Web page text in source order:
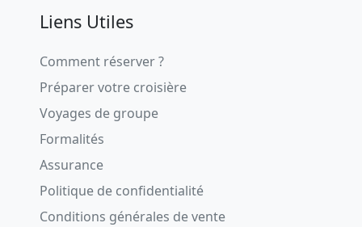
Liens Utiles
Comment réserver ?
Préparer votre croisière
Voyages de groupe
Formalités
Assurance
Politique de confidentialité
Conditions générales de vente